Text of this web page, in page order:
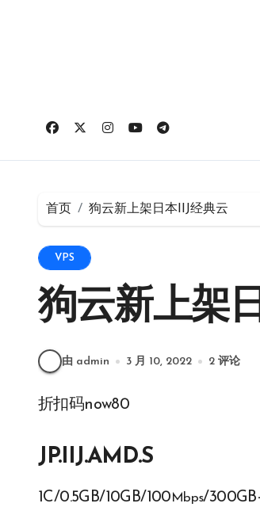
首页 狗云新上架日本IIJ经典云
VPS
狗云新上架
由 admin 3 月 10, 2022 2 评论
折扣码now80
JP.IIJ.AMD.S
1C/0.5GB/10GB/100 Mbps/